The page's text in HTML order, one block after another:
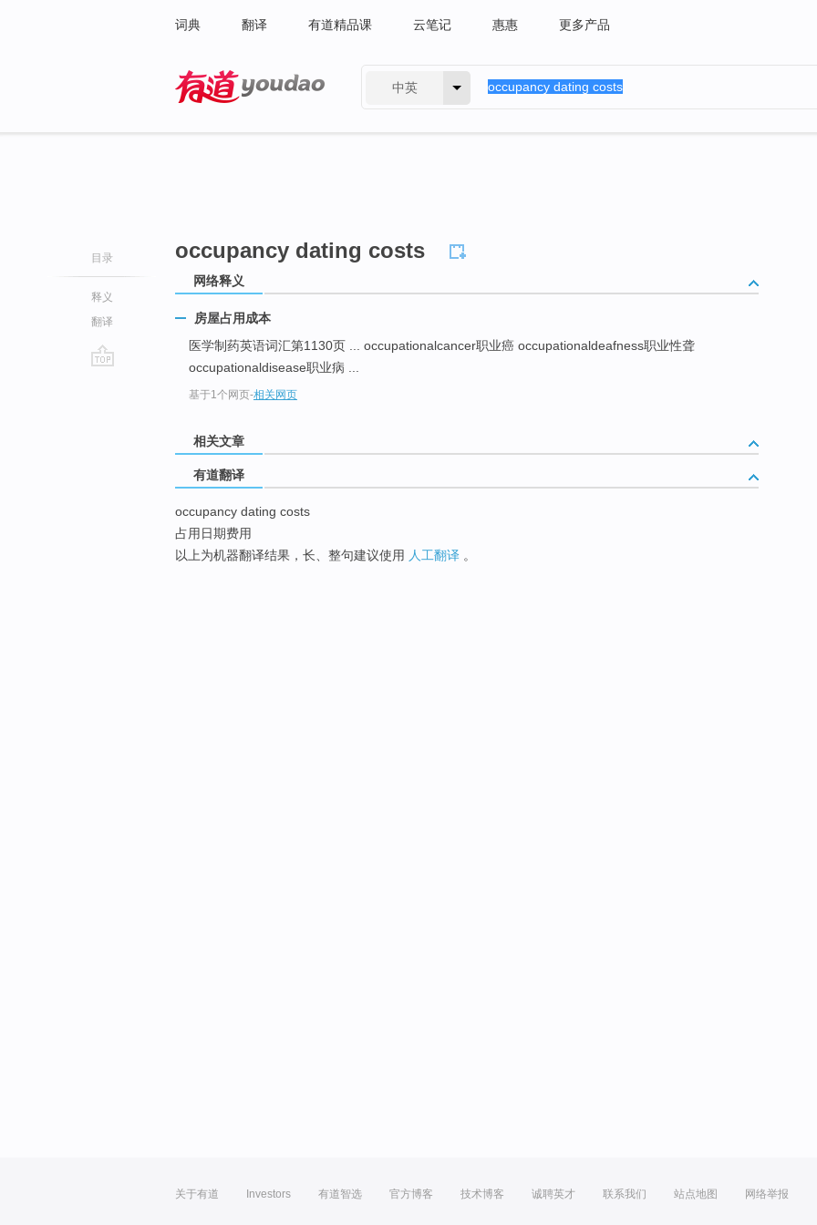
词典 翻译 有道精品课 云笔记 惠惠 更多产品
中英
目录
释义
翻译
occupancy dating costs
网络释义
房屋占用成本
医学制药英语词汇第1130页 ... occupationalcancer职业癌 occupationaldeafness职业性聋
occupationaldisease职业病 ...
基于1个网页-相关网页
相关文章
有道翻译
occupancy dating costs
占用日期费用
以上为机器翻译结果，长、整句建议使用 人工翻译 。
关于有道 Investors 有道智选 官方博客 技术博客 诚聘英才 联系我们 站点地图 网络举报